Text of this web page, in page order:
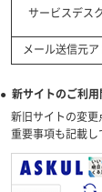
サービスデス
メール送信元ア
● 新サイトのご利用
新旧サイトの変更
重要事項も記載し